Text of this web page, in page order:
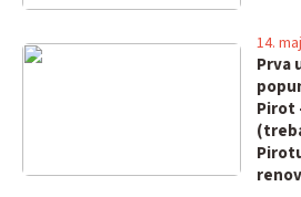
Prva
Pirot
14.